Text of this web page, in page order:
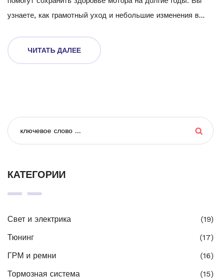
узнаете, как грамотный уход и небольшие изменения в
долговечность вашего двигателя. Мы также коснемся
важных аспектов регулярного технического обслуживания.
ЧИТАТЬ ДАЛЕЕ
КАТЕГОРИИ
Свет и электрика
(19)
Тюнинг
(17)
ГРМ и ремни
(16)
Тормозная система
(15)